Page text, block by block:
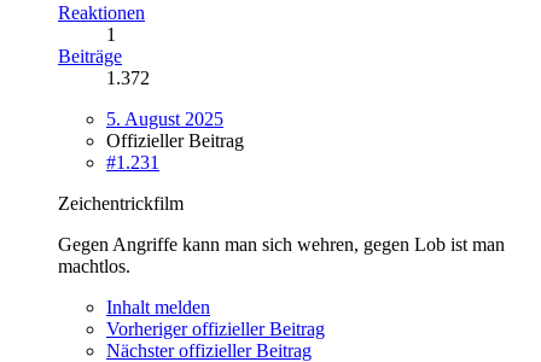
Reaktionen
1
Beiträge
1.372
5. August 2025
Offizieller Beitrag
#1.231
Zeichentrickfilm
Gegen Angriffe kann man sich wehren, gegen Lob ist man
machtlos.
Inhalt melden
Vorheriger offizieller Beitrag
Nächster offizieller Beitrag